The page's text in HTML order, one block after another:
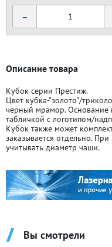
-
Описание товара
Кубок серии Престиж.
Цвет кубка-"золото"/
черный мрамор. Основание
табличкой с логотипом/
Кубок также может
заказывается отдельно.
учитывать диаметр чаши.
Вы смотрели